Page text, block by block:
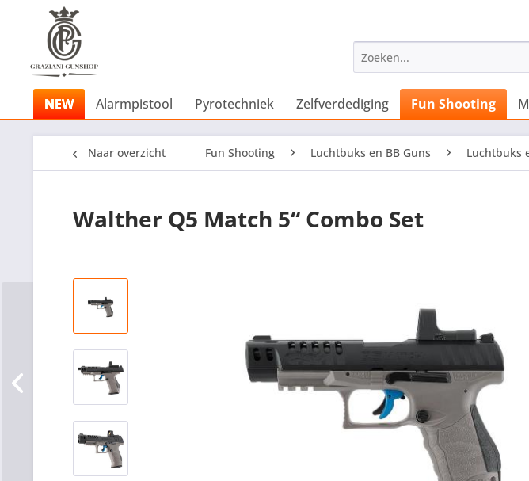
NEW Alarmpistool Pyrotechniek Zelfverdediging Fun Shooting
Naar overzicht Fun Shooting Luchtbuks en BB Guns Luchtbuks
Walther Q5 Match 5“ Combo Set